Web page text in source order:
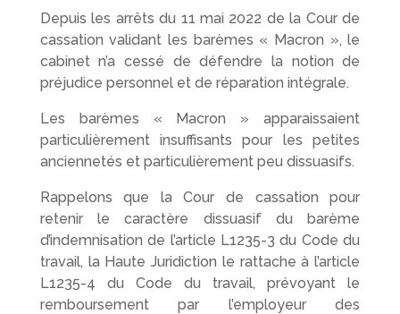
Depuis les arrêts du 11 mai 2022 de la Cour de
cassation validant les barèmes « Macron », le
cabinet n’a cessé de défendre la notion de
préjudice personnel et de réparation intégrale.
Les barèmes « Macron » apparaissaient
particulièrement insuffisants pour les petites
anciennetés et particulièrement peu dissuasifs.
Rappelons que la Cour de cassation pour
retenir le caractère dissuasif du barème
d’indemnisation de l’article L1235-3 du Code du
travail, la Haute Juridiction le rattache à l’article
L1235-4 du Code du travail, prévoyant le
remboursement par l’employeur des